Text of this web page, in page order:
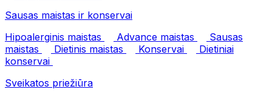
Sausas maistas ir konservai
Hipoalerginis maistas
Advance maistas
Sausas
maistas
Dietinis maistas Konservai
Dietiniai
konservai
Sveikatos priežiūra